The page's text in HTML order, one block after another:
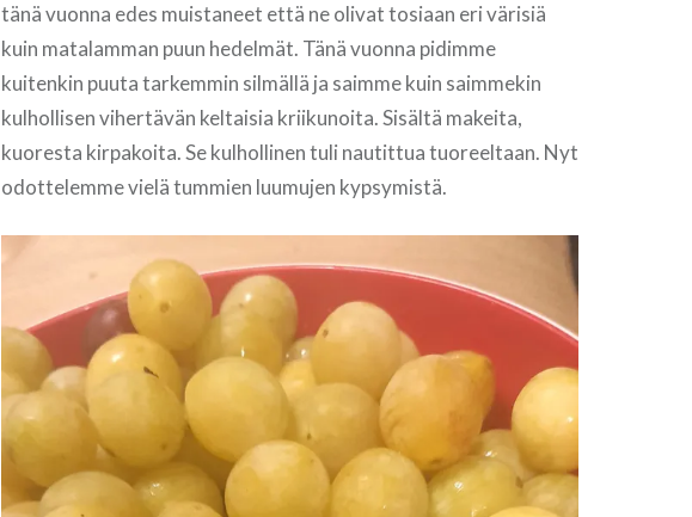
tänä vuonna edes muistaneet että ne olivat tosiaan eri värisiä
kuin matalamman puun hedelmät. Tänä vuonna pidimme
kuitenkin puuta tarkemmin silmällä ja saimme kuin saimmekin
kulhollisen vihertävän keltaisia kriikunoita. Sisältä makeita,
kuoresta kirpakoita. Se kulhollinen tuli nautittua tuoreeltaan. Nyt
odottelemme vielä tummien luumujen kypsymistä.